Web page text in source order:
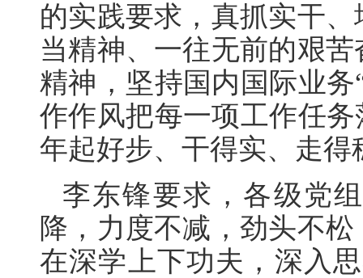
的实践要求，真抓实干
当精神、一往无前的艰
精神，坚持国内国际业
作作风把每一项工作任
年起好步、干得实、走得
李东锋要求，各级党
降，力度不减，劲头不
在深学上下功夫，深入